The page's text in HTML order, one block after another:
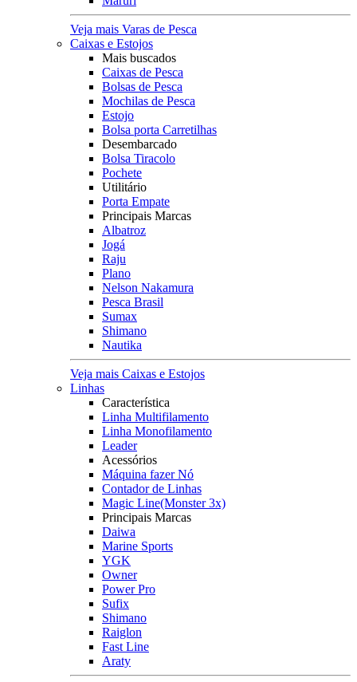
Veja mais Varas de Pesca
Caixas e Estojos
Mais buscados
Caixas de Pesca
Bolsas de Pesca
Mochilas de Pesca
Estojo
Bolsa porta Carretilhas
Desembarcado
Bolsa Tiracolo
Pochete
Utilitário
Porta Empate
Principais Marcas
Albatroz
Jogá
Raju
Plano
Nelson Nakamura
Pesca Brasil
Sumax
Shimano
Nautika
Veja mais Caixas e Estojos
Linhas
Característica
Linha Multifilamento
Linha Monofilamento
Leader
Acessórios
Máquina fazer Nó
Contador de Linhas
Magic Line(Monster 3x)
Principais Marcas
Daiwa
Marine Sports
YGK
Owner
Power Pro
Sufix
Shimano
Raiglon
Fast Line
Araty